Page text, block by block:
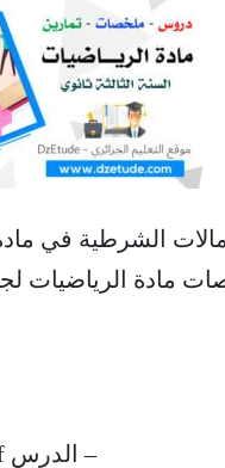
الشرطية في مادة
مادة الرياضيات
– الدرس pdf –